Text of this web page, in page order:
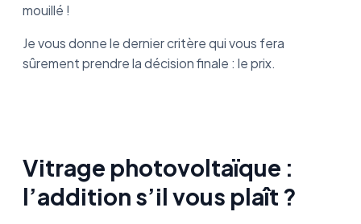
mouillé !
Je vous donne le dernier critère qui vous fera
sûrement prendre la décision finale : le prix.
Vitrage photovoltaïque :
l’addition s’il vous plaît ?